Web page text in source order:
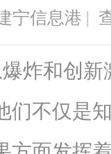
宁信息港 |
炸和创
们不仅是